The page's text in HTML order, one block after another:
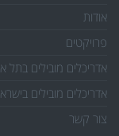
אודות
פרויקטים
אדריכלים מובילים בתל
אדריכלים מובילים
צור קשר